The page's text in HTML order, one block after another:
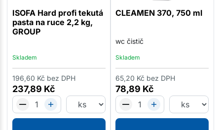
ISOFA Hard profi tekutá
pasta na ruce 2,2 kg,
GROUP
Skladem
237,89 Kč
196,60 Kč bez DPH
CLEAMEN 370, 750 ml
wc čistič
Skladem
78,89 Kč
65,20 Kč bez DPH